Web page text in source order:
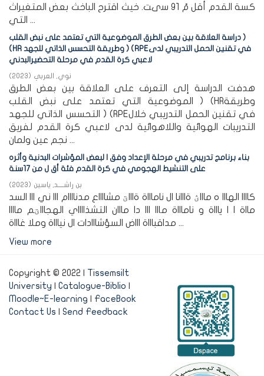
كسة القدم أقل مً 91 سىت. خيث اقترح الباخث بعض المتغيراث
التي ...
دراسة العلاقة بين بعض الطرق الموضوعية التي تعتمد على نبض القلب )
(HR وطريقة التحسس الذاتي للجهد ) (RPEفي تقنين الحمل التدريبي لدى
لاعبي كرة القدم في مرحلة التحضيرالبدني
نوي, العربي (
2023
)
هدفت الدراسة إلى التعرف على العلاقة بين بعض الطرق
الموضوعية التي تعتمد على نبض القلب ) (HRوطريقة
التحسس الذاتي للجهد ) (RPEفي تقنين الحمل التدريبي خلال
التدريبات الهوائية واللاهوائية لدى لاعبي كرة القدم لفريق
نجم عين ولمان ...
بناء برنامج تدريبي في مرحلة الإعداد وفق ا لبعض المؤشرات البدنية وأثره
على التنشيط الهجومي في كرة القدم فئة أق ل من 17سنة
بن راشـــــد, ياسين (
2023
)
كاااا الهااا ه ماااؽ ةااانا ال ناماااة ةاااؾ مشااااع مدناااام ااا ني ااا السد
مااة ا ا ياااة و ناماااة مااا ااا دا مااان التشذااااي الهجاااؾم ماااا
مداقباااة اااض السؤشااادات ال نياااة وملا غاااة ...
View more
Copyright © 2022 | Tissemsilt
University
Catalogue-Biblio
Moodle~E-learning
FaceBook
Contact Us
Send Feedback